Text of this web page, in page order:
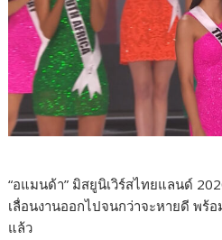
“อแมนด้า” มิสยูนิเวิร์สไทยแลนด์
เลื่อนงานออกไปจนกว่าจะหายดี พร้
แล้ว